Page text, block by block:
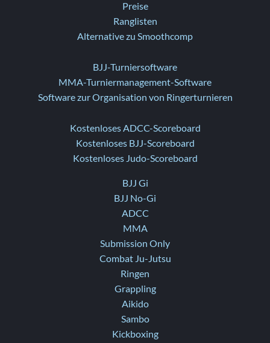
Preise
Ranglisten
Alternative zu Smoothcomp
BJJ-Turniersoftware
MMA-Turniermanagement-Software
Software zur Organisation von Ringerturnieren
Kostenloses ADCC-Scoreboard
Kostenloses BJJ-Scoreboard
Kostenloses Judo-Scoreboard
BJJ Gi
BJJ No-Gi
ADCC
MMA
Submission Only
Combat Ju-Jutsu
Ringen
Grappling
Aikido
Sambo
Kickboxing